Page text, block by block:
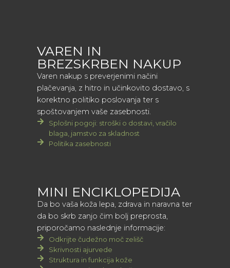
VAREN IN
BREZSKRBEN NAKUP
Varen nakup s preverjenimi načini
plačevanja, z hitro in učinkovito dostavo, s
korektno politiko poslovanja ter s
spoštovanjem vaše zasebnosti.
Splošni pogoji: stroški o dostavi, vračilo
blaga, jamstvo za skladnost
Politika zasebnosti
MINI ENCIKLOPEDIJA
Da bo vaša koža lepa, zdrava in naravna ter
da bo skrb zanjo čim bolj preprosta,
priporočamo naslednje informacije:
Odkrijte čudežno moč zelišč
Skrivnosti ajurvede
Struktura in funkcija kože